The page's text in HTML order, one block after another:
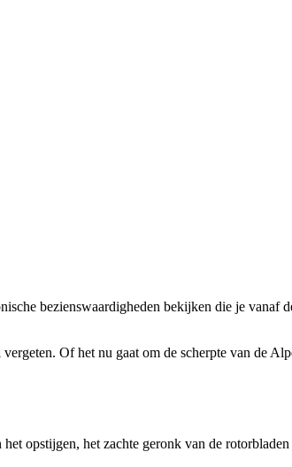
bezienswaardigheden bekijken die je vanaf
Of het nu gaat om de scherpte van de
opstijgen, het zachte geronk van de